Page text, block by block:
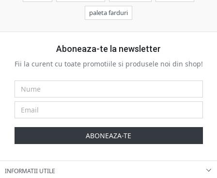
paleta farduri
Aboneaza-te la newsletter
Fii la curent cu toate promotiile si produsele noi din shop!
ABONEAZA-TE
INFORMATII UTILE